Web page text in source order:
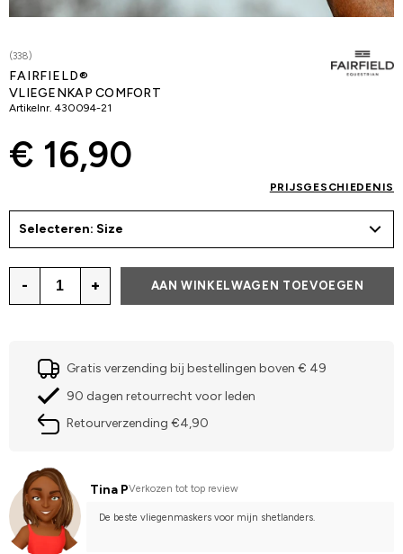
(338)
FAIRFIELD®
VLIEGENKAP COMFORT
Artikelnr. 430094-21
€ 16,90
PRIJSGESCHIEDENIS
Selecteren: Size
- + AAN WINKELWAGEN TOEVOEGEN
Gratis verzending bij bestellingen boven € 49
90 dagen retourrecht voor leden
Retourverzending €4,90
Tina PVerkozen tot top review
De beste vliegenmaskers voor mijn shetlanders.